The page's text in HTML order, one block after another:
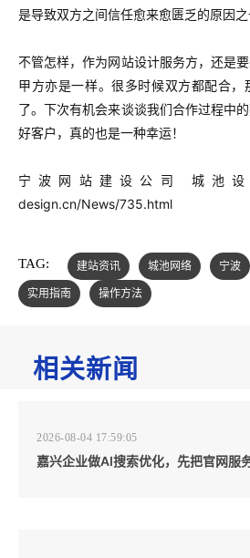
是导致双方之间信任愈来愈匮乏的原因之
不管怎样，作为网站设计服务方，还是
甲方亦是一样。很多时候双方都配合，
了。下次有机会来谈谈我们合作过程中
好客户，真的也是一种幸运！
宁波网站建设公司 城池设
design.cn/News/735.html
TAG: 建站资讯 城池网络 宁波
实用指南
操作方法
相关新闻
2026-08-04 17:59:05
嘉兴企业做AI搜索优化，先把官网服